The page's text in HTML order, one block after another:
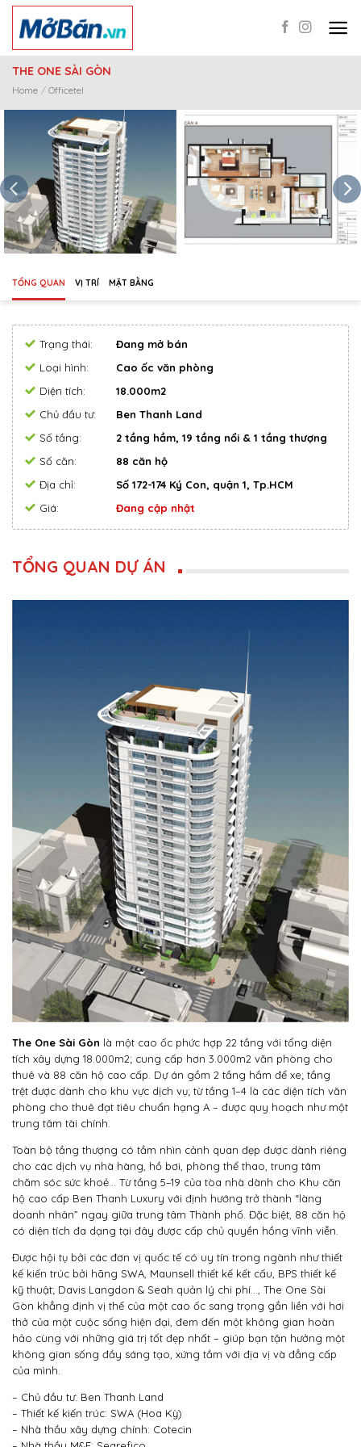
Skip
content
THE ONE SÀI GÒN
Home / Officetel
TỔNG QUAN VỊ TRÍ MẶT BẰNG
Trạng thái:
Đang mở bán
Loại hình:
Cao ốc văn phòng
Diện tích:
18.000m2
Chủ đầu tư:
Ben Thanh Land
Số tầng:
2 tầng hầm, 19 tầng nổi & 1 tầng thượng
Số căn:
88 căn hộ
Địa chỉ:
Số 172-174 Ký Con, quận 1, Tp.HCM
Giá:
Đang cập nhật
TỔNG QUAN DỰ ÁN
The One Sài Gòn là một cao ốc phức hợp 22 tầng với tổng diện
tích xây dựng 18.000m2; cung cấp hơn 3.000m2 văn phòng cho
thuê và 88 căn hộ cao cấp. Dự án gồm 2 tầng hầm để xe; tầng
trệt được dành cho khu vực dịch vụ; từ tầng 1–4 là các diện tích văn
phòng cho thuê đạt tiêu chuẩn hạng A – được quy hoạch như một
trung tâm tài chính.
Toàn bộ tầng thượng có tầm nhìn cảnh quan đẹp được dành riêng
cho các dịch vụ nhà hàng, hồ bơi, phòng thể thao, trung tâm
chăm sóc sức khoẻ… Từ tầng 5–19 của tòa nhà dành cho Khu căn
hộ cao cấp Ben Thanh Luxury với định hướng trở thành “làng
doanh nhân” ngay giữa trung tâm Thành phố. Đặc biệt, 88 căn hộ
có diện tích đa dạng tại đây được cấp chủ quyền hồng vĩnh viễn.
Được hội tụ bởi các đơn vị quốc tế có uy tín trong ngành như thiết
kế kiến trúc bởi hãng SWA, Maunsell thiết kế kết cấu, BPS thiết kế
kỹ thuật; Davis Langdon & Seah quản lý chi phí…, The One Sài
Gòn khẳng định vị thế của một cao ốc sang trọng gắn liền với hơi
thở của một cuộc sống hiện đại, đem đến một không gian hoàn
hảo cùng với những giá trị tốt đẹp nhất – giúp bạn tận hưởng một
không gian sống đầy sáng tạo, xứng tầm với địa vị và đẳng cấp
của mình.
– Chủ đầu tư: Ben Thanh Land
– Thiết kế kiến trúc: SWA (Hoa Kỳ)
– Nhà thầu xây dựng chính: Cotecin